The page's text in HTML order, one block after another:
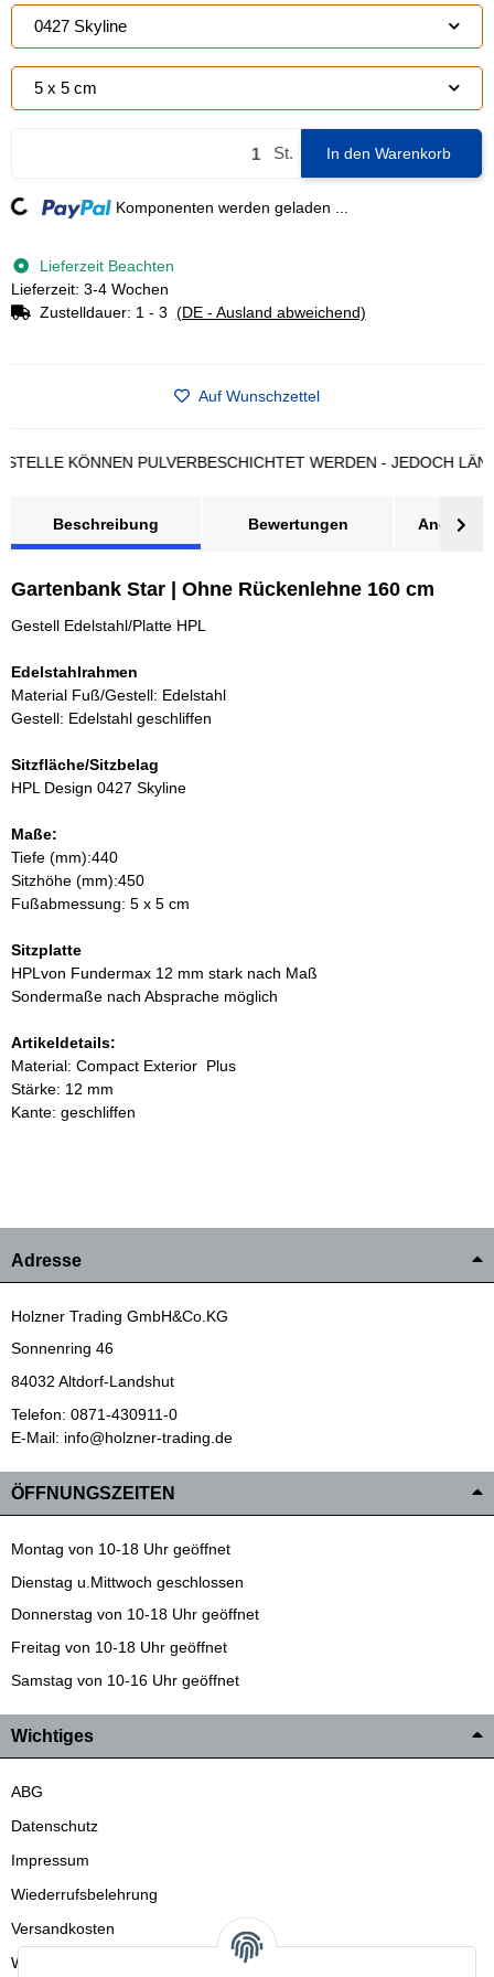
0427 Skyline
5 x 5 cm
St. In den Warenkorb
Loading... Komponenten werden geladen ...
Lieferzeit Beachten
Lieferzeit: 3-4 Wochen
Zustelldauer: 1 - 3 (DE - Ausland abweichend)
Auf Wunschzettel
KÖNNEN PULVERBESCHICHTET WERDEN - JEDOCH
Beschreibung Bewertungen Angebot
Gartenbank Star | Ohne Rückenlehne 160 cm
Gestell Edelstahl/Platte HPL
Edelstahlrahmen
Material Fuß/Gestell: Edelstahl
Gestell: Edelstahl geschliffen
Sitzfläche/Sitzbelag
HPL Design 0427 Skyline
Maße:
Tiefe (mm):440
Sitzhöhe (mm):450
Fußabmessung: 5 x 5 cm
Sitzplatte
HPLvon Fundermax 12 mm stark nach Maß
Sondermaße nach Absprache möglich
Artikeldetails:
Material: Compact Exterior Plus
Stärke: 12 mm
Kante: geschliffen
Adresse
Holzner Trading GmbH&Co.KG
Sonnenring 46
84032 Altdorf-Landshut
Telefon: 0871-430911-0
E-Mail: info@holzner-trading.de
ÖFFNUNGSZEITEN
Montag von 10-18 Uhr geöffnet
Dienstag u.Mittwoch geschlossen
Donnerstag von 10-18 Uhr geöffnet
Freitag von 10-18 Uhr geöffnet
Samstag von 10-16 Uhr geöffnet
Wichtiges
ABG
Datenschutz
Impressum
Wiederrufsbelehrung
Versandkosten
Wir liefern auch in die Schweiz